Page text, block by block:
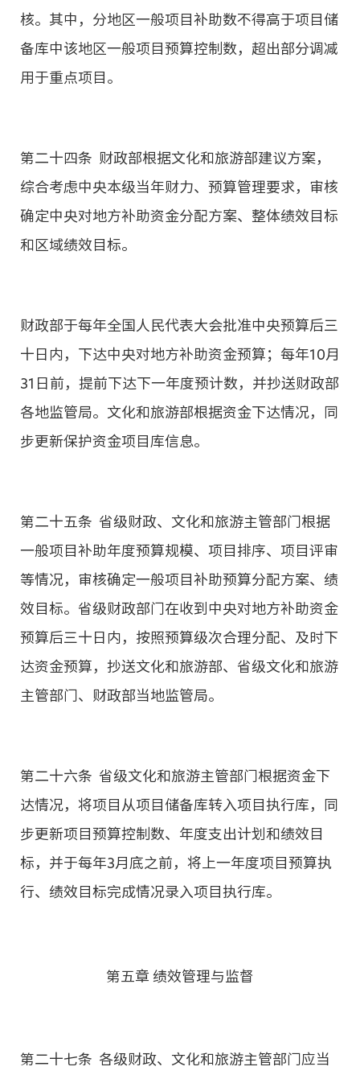
核。其中，分地区一般项目补助数不得高于项目储
备库中该地区一般项目预算控制数，超出部分调减
用于重点项目。
第二十四条 财政部根据文化和旅游部建议方案，
综合考虑中央本级当年财力、预算管理要求，审核
确定中央对地方补助资金分配方案、整体绩效目标
和区域绩效目标。
财政部于每年全国人民代表大会批准中央预算后三
十日内，下达中央对地方补助资金预算；每年10月
31日前，提前下达下一年度预计数，并抄送财政部
各地监管局。文化和旅游部根据资金下达情况，同
步更新保护资金项目库信息。
第二十五条 省级财政、文化和旅游主管部门根据
一般项目补助年度预算规模、项目排序、项目评审
等情况，审核确定一般项目补助预算分配方案、绩
效目标。省级财政部门在收到中央对地方补助资金
预算后三十日内，按照预算级次合理分配、及时下
达资金预算，抄送文化和旅游部、省级文化和旅游
主管部门、财政部当地监管局。
第二十六条 省级文化和旅游主管部门根据资金下
达情况，将项目从项目储备库转入项目执行库，同
步更新项目预算控制数、年度支出计划和绩效目
标，并于每年3月底之前，将上一年度项目预算执
行、绩效目标完成情况录入项目执行库。
第五章 绩效管理与监督
第二十七条 各级财政、文化和旅游主管部门应当